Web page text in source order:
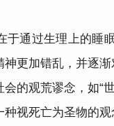
于通过生理上的睡
更加错乱，并逐渐
的观荒谬念，如“
视死亡为圣物的观